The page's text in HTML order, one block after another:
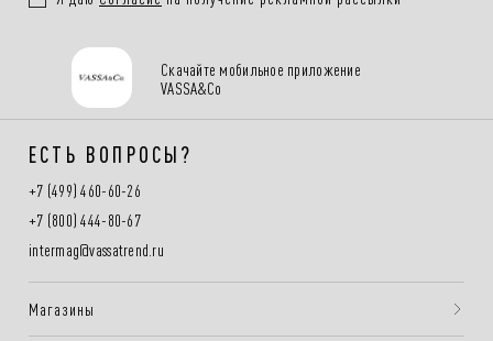
Скачайте мобильное приложение
VASSA&Co
ЕСТЬ ВОПРОСЫ?
+7 (499) 460-60-26
+7 (800) 444-80-67
intermag@vassatrend.ru
Магазины